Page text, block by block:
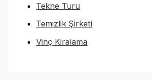
Tekne Turu
Temizlik Şirketi
Vinç Kiralama